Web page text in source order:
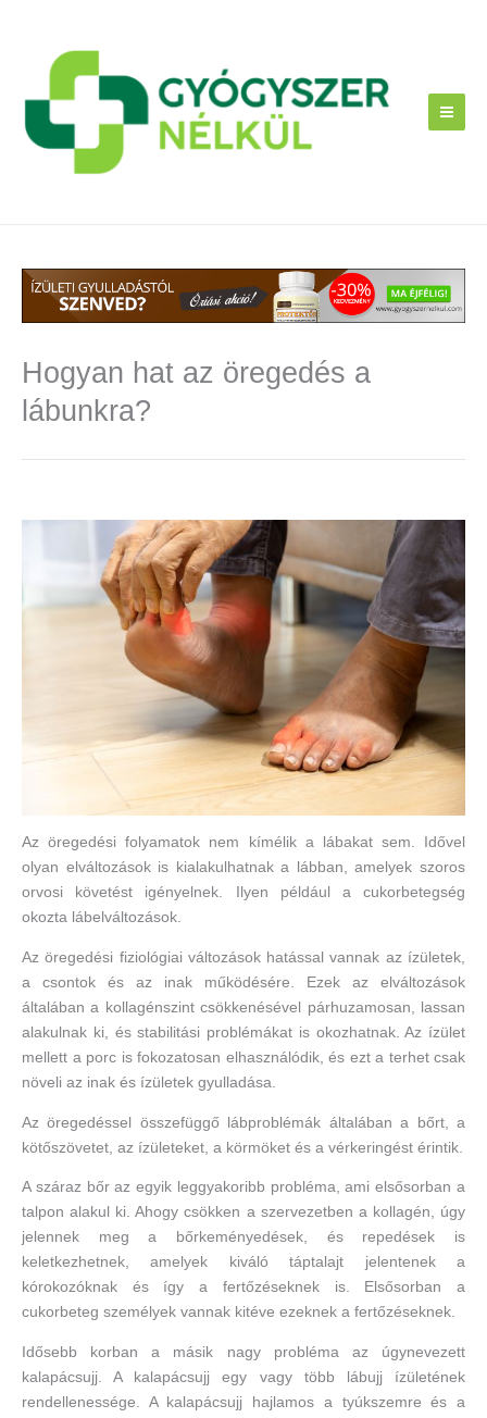
Hogyan hat az öregedés a
lábunkra?
Az öregedési folyamatok nem kímélik a lábakat sem. Idővel
olyan elváltozások is kialakulhatnak a lábban, amelyek szoros
orvosi követést igényelnek. Ilyen például a cukorbetegség
okozta lábelváltozások.
Az öregedési fiziológiai változások hatással vannak az ízületek,
a csontok és az inak működésére. Ezek az elváltozások
általában a kollagénszint csökkenésével párhuzamosan, lassan
alakulnak ki, és stabilitási problémákat is okozhatnak. Az ízület
mellett a porc is fokozatosan elhasználódik, és ezt a terhet csak
növeli az inak és ízületek gyulladása.
Az öregedéssel összefüggő lábproblémák általában a bőrt, a
kötőszövetet, az ízületeket, a körmöket és a vérkeringést érintik.
A száraz bőr az egyik leggyakoribb probléma, ami elsősorban a
talpon alakul ki. Ahogy csökken a szervezetben a kollagén, úgy
jelennek meg a bőrkeményedések, és repedések is
keletkezhetnek, amelyek kiváló táptalajt jelentenek a
kórokozóknak és így a fertőzéseknek is. Elsősorban a
cukorbeteg személyek vannak kitéve ezeknek a fertőzéseknek.
Idősebb korban a másik nagy probléma az úgynevezett
kalapácsujj. A kalapácsujj egy vagy több lábujj ízületének
rendellenessége. A kalapácsujj hajlamos a tyúkszemre és a